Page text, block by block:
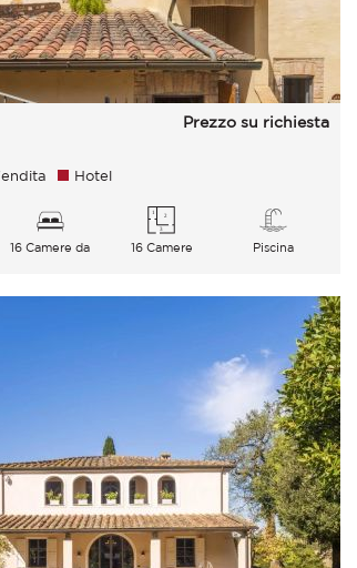
Prezzo su richiesta
Hotel
16 Camere da
16 Camere Piscina